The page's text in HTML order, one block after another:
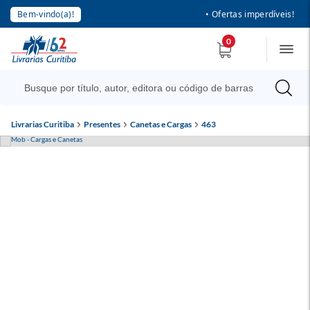
Bem-vindo(a)! • Ofertas imperdíveis!
0
Livrarias Curitiba Presentes Canetas e Cargas 463